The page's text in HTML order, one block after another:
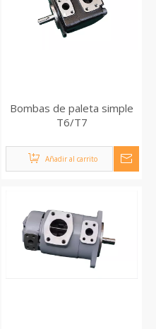
Bombas de paleta simple
T6/T7
Añadir al carrito